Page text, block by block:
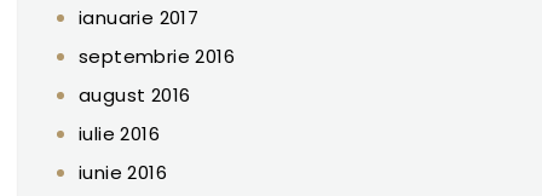
ianuarie 2017
septembrie 2016
august 2016
iulie 2016
iunie 2016